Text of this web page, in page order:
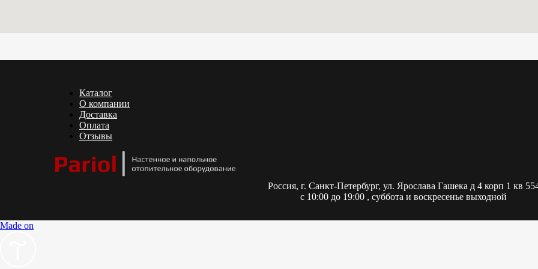
Каталог
О компании
Доставка
Оплата
Отзывы
Россия, г. Санкт-Петербург, ул. Ярослава Гашека д 4 корп 1 кв
с 10:00 до 19:00 , суббота и воскресенье выходной
Made on